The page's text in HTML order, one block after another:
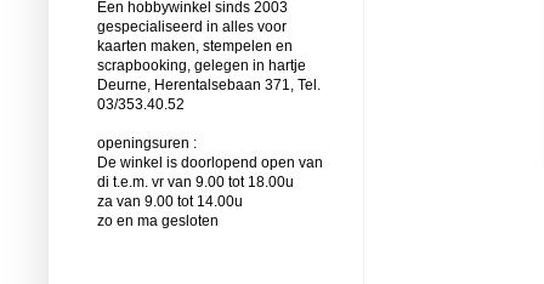
Een hobbywinkel sinds 2003
gespecialiseerd in alles voor
kaarten maken, stempelen en
scrapbooking, gelegen in hartje
Deurne, Herentalsebaan 371, Tel.
03/353.40.52
openingsuren :
De winkel is doorlopend open van
di t.e.m. vr van 9.00 tot 18.00u
za van 9.00 tot 14.00u
zo en ma gesloten